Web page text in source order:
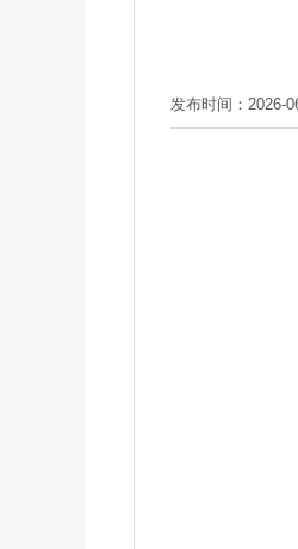
发布时间：2026-